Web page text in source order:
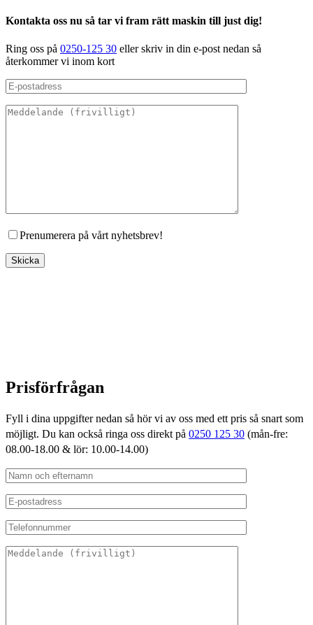
Kontakta oss nu så tar vi fram rätt maskin till just dig!
Ring oss på 0250-125 30 eller skriv in din e-post nedan så
återkommer vi inom kort
Prenumerera på vårt nyhetsbrev!
Prisförfrågan
Fyll i dina uppgifter nedan så hör vi av oss med ett pris så snart som
möjligt. Du kan också ringa oss direkt på 0250 125 30 (mån-fre:
08.00-18.00 & lör: 10.00-14.00)